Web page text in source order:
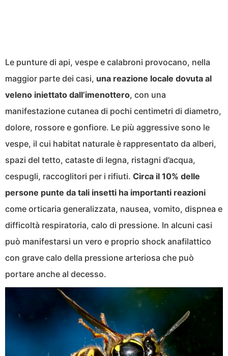
Le punture di api, vespe e calabroni provocano, nella
maggior parte dei casi, una reazione locale dovuta al
veleno iniettato dall’imenottero, con una
manifestazione cutanea di pochi centimetri di diametro,
dolore, rossore e gonfiore. Le più aggressive sono le
vespe, il cui habitat naturale è rappresentato da alberi,
spazi del tetto, cataste di legna, ristagni d’acqua,
cespugli, raccoglitori per i rifiuti. Circa il 10% delle
persone punte da tali insetti ha importanti reazioni
come orticaria generalizzata, nausea, vomito, dispnea e
difficoltà respiratoria, calo di pressione. In alcuni casi
può manifestarsi un vero e proprio shock anafilattico
con grave calo della pressione arteriosa che può
portare anche al decesso.